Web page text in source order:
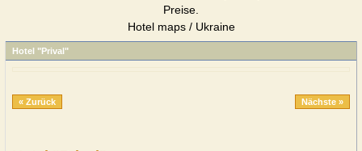
Preise.
Hotel maps / Ukraine
Hotel "Prival"
« Zurück Nächste »